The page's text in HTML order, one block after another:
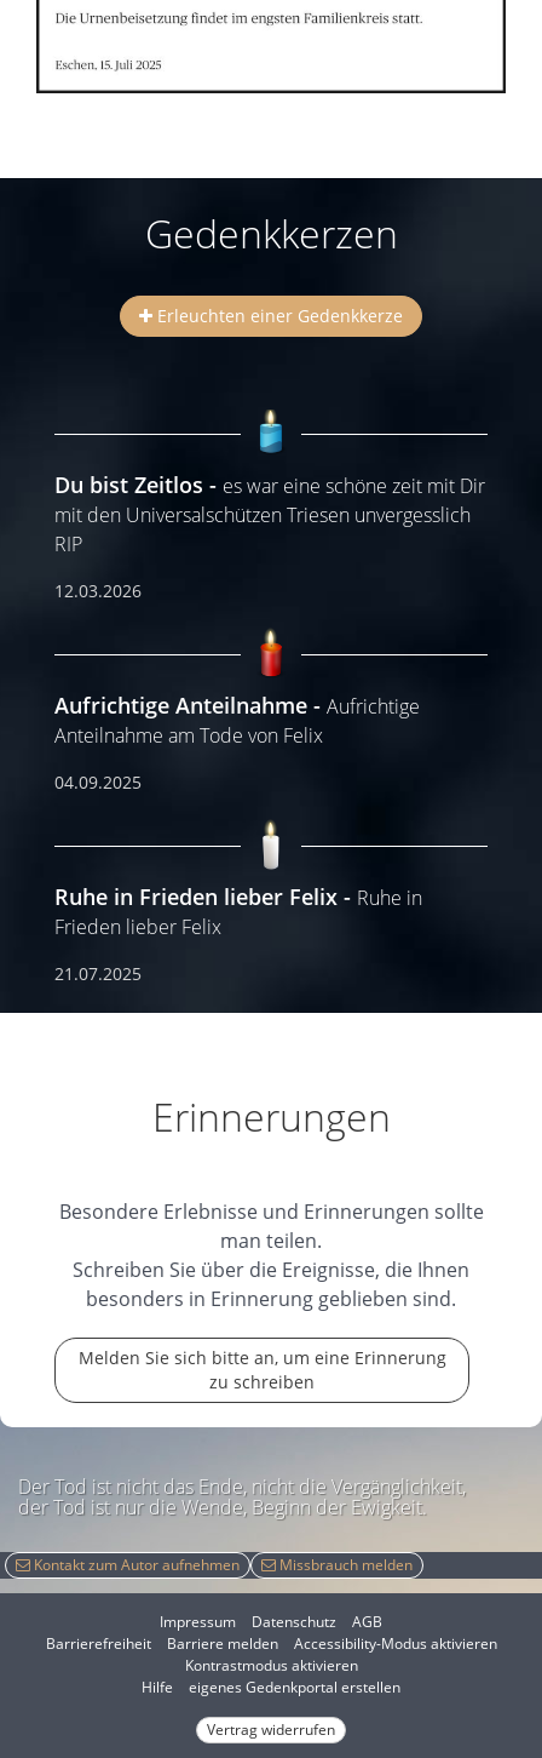
Gedenkkerzen
Erleuchten einer Gedenkkerze
Du bist Zeitlos
es war eine schöne zeit mit Dir
mit den Universalschützen Triesen unvergesslich
RIP
12.03.2026
Aufrichtige Anteilnahme
Aufrichtige
Anteilnahme am Tode von Felix
04.09.2025
Ruhe in Frieden lieber Felix
Ruhe in
Frieden lieber Felix
21.07.2025
Erinnerungen
Besondere Erlebnisse und Erinnerungen sollte
man teilen.
Schreiben Sie über die Ereignisse, die Ihnen
besonders in Erinnerung geblieben sind.
Melden Sie sich bitte an, um eine Erinnerung
zu schreiben
Der Tod ist nicht das Ende, nicht die Vergänglichkeit,
der Tod ist nur die Wende, Beginn der Ewigkeit.
Kontakt zum Autor aufnehmen Missbrauch melden
Impressum Datenschutz
AGB
Barrierefreiheit
Barriere melden
I
m
A
c
Accessibility-Modus aktivieren
I
m
Kontrastmodus aktivieren
Hilfe
eigenes Gedenkportal erstellen
Vertrag widerrufen